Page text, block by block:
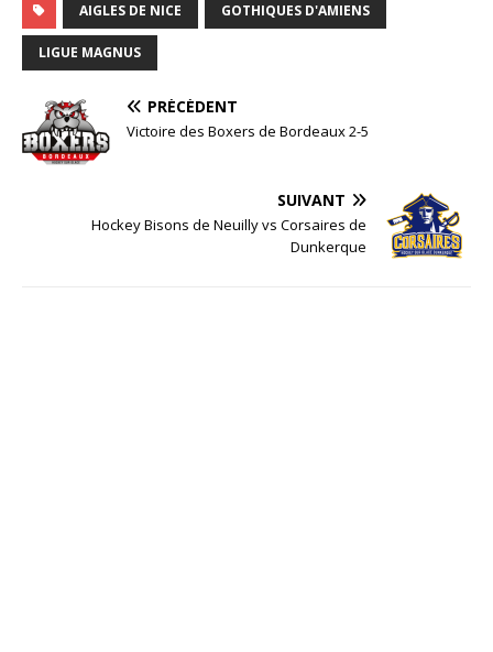
AIGLES DE NICE GOTHIQUES D'AMIENS
LIGUE MAGNUS
PRÉCÉDENT
Victoire des Boxers de Bordeaux 2-5
SUIVANT
Hockey Bisons de Neuilly vs Corsaires de
Dunkerque